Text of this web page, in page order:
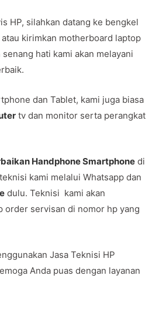
HP, silahkan datang ke bengkel
kirimkan motherboard laptop
hati kami akan melayani
dan Tablet, kami juga biasa
tv dan monitor serta perangkat
Handphone Smartphone di
kami melalui Whatsapp dan
dulu. Teknisi kami akan
order servisan di nomor hp yang
Jasa Teknisi HP
Anda puas dengan layanan